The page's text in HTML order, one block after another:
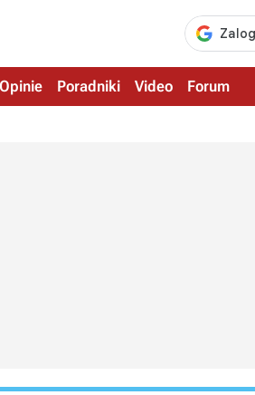
Opinie Poradniki Video Forum